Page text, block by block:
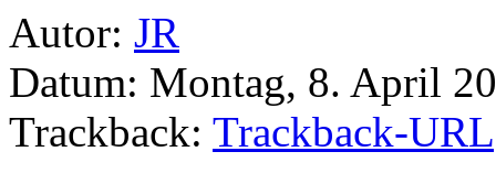
Autor: JR
Datum: Montag, 8. April
Trackback: Trackback-URL